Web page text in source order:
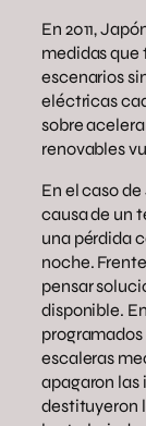
En 2011,
medidas que
escenarios
eléctricas
sobre
renovables
En el caso
causa de un
una pérdida
noche.
pensar
disponible.
escaleras
apagaron las
destituyeron